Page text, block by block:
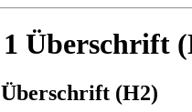
Überschrift
(H2)